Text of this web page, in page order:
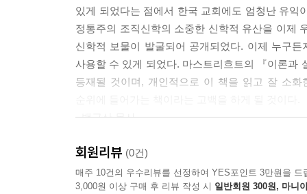
VIII. 예정은 다음과 같은 세 가지 사항을 내포한다:
IX. 2. 수단의 구상
X. 3. 수단의 의도와 지정
XI. 예정은 지성과 의지에 있다.
XII. 예정은 이성을 지닌 피조물의 영원 상태에 대
XIV. 예정의 속성: 1. 영원성
XVI. 3. 불변성
XVII. 4. 확실성
XVIII. 5. 절대성
있게 되었다는 점에서 한국 교회에도 엄청난 유
정통주의 조직신학의 소중한 신학적 유산을 이제
신학적 보물이 발굴되어 공개되었다. 이제 누구
사용할 수 있게 되었다. 마스트리흐트의 『이론과
등재될 것이며, 개인적으로 이 책을 읽고 잘 소
- 백금산 목사
회원리뷰 (0건)
매주 10건의 우수리뷰를 선정하여 YES포인트 3만원을 드
3,000원 이상 구매 후 리뷰 작성 시 일반회원 300원, 마니